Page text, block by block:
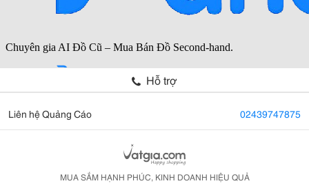
Hỗ trợ
Liên hệ Quảng Cáo 02439747875
MUA SẮM HẠNH PHÚC, KINH DOANH HIỆU QUẢ